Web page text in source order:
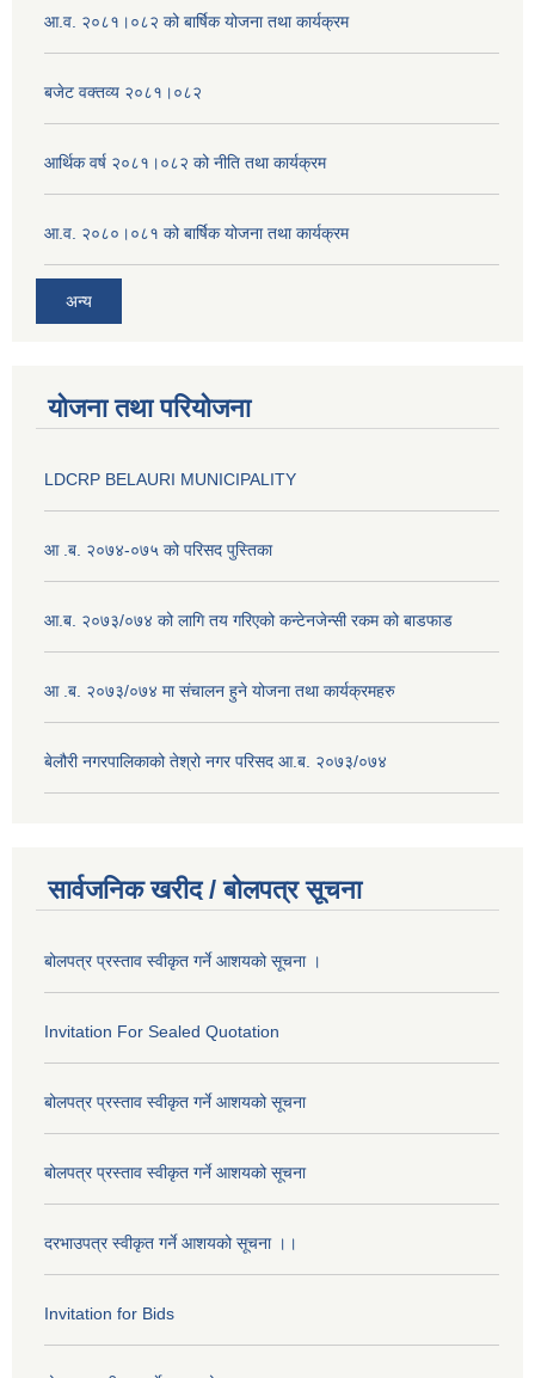
आ.व. २०८१।०८२ को बार्षिक योजना तथा कार्यक्रम
बजेट वक्तव्य २०८१।०८२
आर्थिक वर्ष २०८१।०८२ को नीति तथा कार्यक्रम
आ.व. २०८०।०८१ को बार्षिक योजना तथा कार्यक्रम
अन्य
योजना तथा परियोजना
LDCRP BELAURI MUNICIPALITY
आ .ब. २०७४-०७५ को परिसद पुस्तिका
आ.ब. २०७३/०७४ को लागि तय गरिएको कन्टेनजेन्सी रकम को बाडफाड
आ .ब. २०७३/०७४ मा संचालन हुने योजना तथा कार्यक्रमहरु
बेलौरी नगरपालिकाको तेश्रो नगर परिसद आ.ब. २०७३/०७४
सार्वजनिक खरीद / बोलपत्र सूचना
बोलपत्र प्रस्ताव स्वीकृत गर्ने आशयको सूचना ।
Invitation For Sealed Quotation
बोलपत्र प्रस्ताव स्वीकृत गर्ने आशयको सूचना
बोलपत्र प्रस्ताव स्वीकृत गर्ने आशयको सूचना
दरभाउपत्र स्वीकृत गर्ने आशयको सूचना ।।
Invitation for Bids